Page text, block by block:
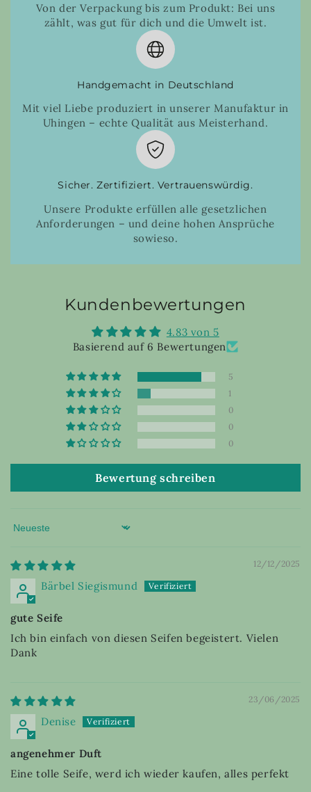
Von der Verpackung bis zum Produkt: Bei uns
zählt, was gut für dich und die Umwelt ist.
Handgemacht in Deutschland
Mit viel Liebe produziert in unserer Manufaktur in
Uhingen – echte Qualität aus Meisterhand.
Sicher. Zertifiziert. Vertrauenswürdig.
Unsere Produkte erfüllen alle gesetzlichen
Anforderungen – und deine hohen Ansprüche
sowieso.
Kundenbewertungen
4.83 von 5
Basierend auf 6 Bewertungen
5
1
0
0
0
Bewertung schreiben
Sort by
12/12/2025
Bärbel Siegismund
gute Seife
Ich bin einfach von diesen Seifen begeistert. Vielen
Dank
23/06/2025
Denise
angenehmer Duft
Eine tolle Seife, werd ich wieder kaufen, alles perfekt